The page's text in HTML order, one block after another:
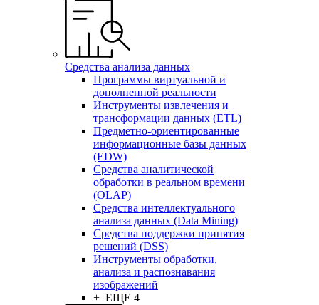
Средства анализа данных
Программы виртуальной и
дополненной реальности
Инструменты извлечения и
трансформации данных (ETL)
Предметно-ориентированные
информационные базы данных
(EDW)
Средства аналитической
обработки в реальном времени
(OLAP)
Средства интеллектуального
анализа данных (Data Mining)
Средства поддержки принятия
решений (DSS)
Инструменты обработки,
анализа и распознавания
изображений
+ ЕЩЕ 4